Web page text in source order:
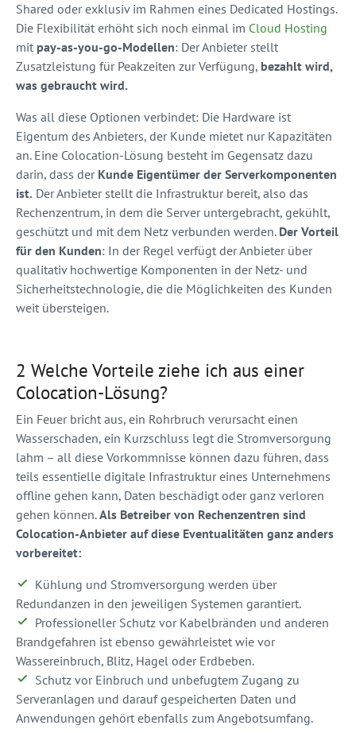
Shared oder exklusiv im Rahmen eines Dedicated Hostings.
Die Flexibilität erhöht sich noch einmal im Cloud Hosting
mit pay-as-you-go-Modellen: Der Anbieter stellt
Zusatzleistung für Peakzeiten zur Verfügung, bezahlt wird,
was gebraucht wird.
Was all diese Optionen verbindet: Die Hardware ist
Eigentum des Anbieters, der Kunde mietet nur Kapazitäten
an. Eine Colocation-Lösung besteht im Gegensatz dazu
darin, dass der Kunde Eigentümer der Serverkomponenten
ist. Der Anbieter stellt die Infrastruktur bereit, also das
Rechenzentrum, in dem die Server untergebracht, gekühlt,
geschützt und mit dem Netz verbunden werden. Der Vorteil
für den Kunden: In der Regel verfügt der Anbieter über
qualitativ hochwertige Komponenten in der Netz- und
Sicherheitstechnologie, die die Möglichkeiten des Kunden
weit übersteigen.
2 Welche Vorteile ziehe ich aus einer
Colocation-Lösung?
Ein Feuer bricht aus, ein Rohrbruch verursacht einen
Wasserschaden, ein Kurzschluss legt die Stromversorgung
lahm – all diese Vorkommnisse können dazu führen, dass
teils essentielle digitale Infrastruktur eines Unternehmens
offline gehen kann, Daten beschädigt oder ganz verloren
gehen können.Als Betreiber von Rechenzentren sind
Colocation-Anbieter auf diese Eventualitäten ganz anders
vorbereitet:
Kühlung und Stromversorgung werden über
Redundanzen in den jeweiligen Systemen garantiert.
Professioneller Schutz vor Kabelbränden und anderen
Brandgefahren ist ebenso gewährleistet wie vor
Wassereinbruch, Blitz, Hagel oder Erdbeben.
Schutz vor Einbruch und unbefugtem Zugang zu
Serveranlagen und darauf gespeicherten Daten und
Anwendungen gehört ebenfalls zum Angebotsumfang.